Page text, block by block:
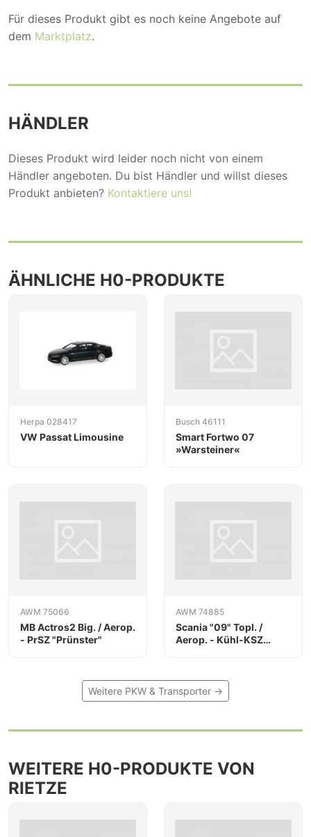
Für dieses Produkt gibt es noch keine Angebote auf
dem Marktplatz.
HÄNDLER
Dieses Produkt wird leider noch nicht von einem
Händler angeboten. Du bist Händler und willst dieses
Produkt anbieten? Kontaktiere uns!
ÄHNLICHE H0-PRODUKTE
Herpa 028417
VW Passat Limousine
Busch 46111
Smart Fortwo 07
»Warsteiner«
AWM 75066
MB Actros2 Big. / Aerop.
- PrSZ "Prünster"
AWM 74885
Scania "09" Topl. /
Aerop. - Kühl-KSZ
Weitere PKW & Transporter →
WEITERE H0-PRODUKTE VON
RIETZE